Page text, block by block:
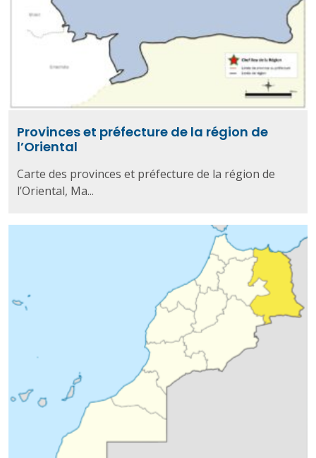
Provinces et préfecture de la région de
l’Oriental
Carte des provinces et préfecture de la région de
l’Oriental, Ma...